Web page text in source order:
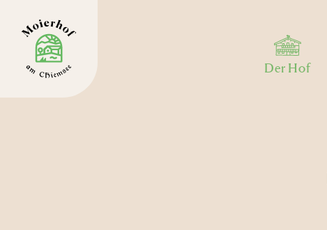
Der Hof